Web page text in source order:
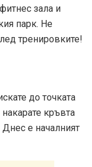
зала и
парк. Не
тренировките!
до точката
кръвта
е началният